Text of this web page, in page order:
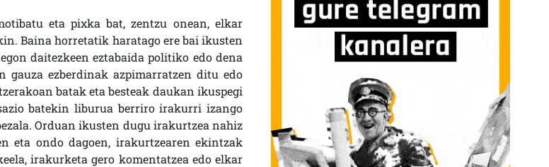
eta pixka bat, zentzu onean, elkar
Baina horretatik haratago ere bai ikusten
daitezkeen eztabaida politiko edo dena
gauza ezberdinak azpimarratzen ditu edo
batak eta besteak daukan ikuspegi
batekin liburua berriro irakurri izango
Orduan ikusten dugu irakurtzea nahiz
eta ondo dagoen, irakurtzearen ekintzak
irakurketa gero komentatzea edo elkar